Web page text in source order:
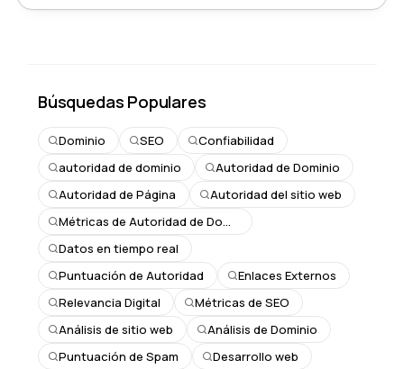
Búsquedas Populares
Dominio SEO
Confiabilidad
autoridad de dominio
Autoridad de Dominio
Autoridad de Página
Autoridad del sitio web
Métricas de Autoridad de Dominio
Datos en tiempo real
Puntuación de Autoridad
Enlaces Externos
Relevancia Digital
Métricas de SEO
Análisis de sitio web
Análisis de Dominio
Puntuación de Spam
Desarrollo web